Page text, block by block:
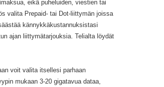
eikä puheluiden, viestien tai
valita Prepaid- tai Dot-liittymän joissa
kännykkäkustannuksistasi
ajan liittymätarjouksia. Telialta löydät
voit valita itsellesi parhaan
mukaan 3-20 gigatavua dataa,